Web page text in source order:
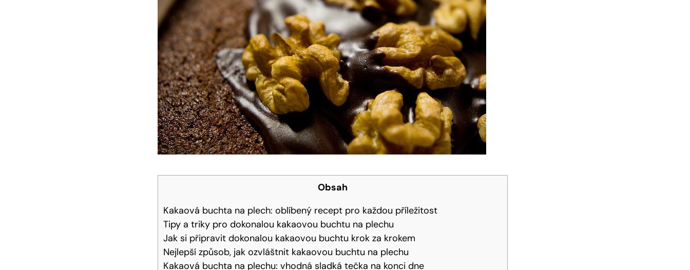
Obsah
Kakaová ‍buchta na plech: oblíbený ‍recept pro každou příležitost
Tipy a triky ​pro dokonalou kakaovou buchtu na⁢ plechu
Jak si⁤ připravit dokonalou kakaovou buchtu krok za krokem
Nejlepší způsob, jak ⁣ozvláštnit kakaovou buchtu na plechu
Kakaová buchta na plechu: vhodná sladká tečka na konci dne